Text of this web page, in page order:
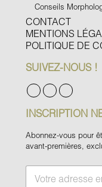
Conseils
CONTACT
MENTIONS
POLITIQUE DE
SUIVEZ-NOUS !
INSCRIPTION
Abonnez-vous pour
avant-premières,